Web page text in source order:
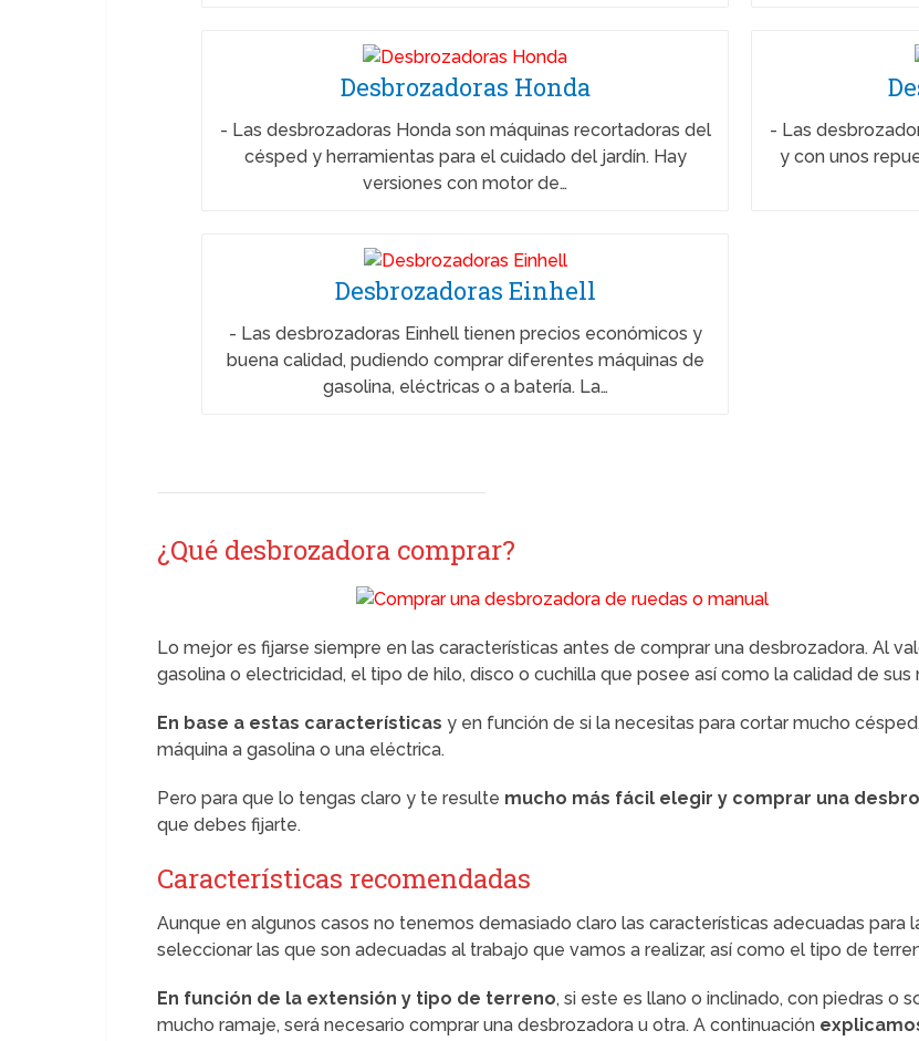
Desbrozadoras Honda
- Las desbrozadoras Honda son máquinas recortadoras del
césped y herramientas para el cuidado del jardín. Hay
versiones con motor de…
- Las
y con unos
Desbrozadoras Einhell
- Las desbrozadoras Einhell tienen precios económicos y
buena calidad, pudiendo comprar diferentes máquinas de
gasolina, eléctricas o a batería. La…
¿Qué desbrozadora comprar?
Lo mejor es fijarse siempre en las características antes de comprar una desbrozadora. Al
gasolina o electricidad, el tipo de hilo, disco o cuchilla que posee así como la calidad de
En base a estas características y en función de si la necesitas para cortar mucho
máquina a gasolina o una eléctrica.
Pero para que lo tengas claro y te resulte mucho más fácil elegir y comprar una
que debes fijarte.
Características recomendadas
Aunque en algunos casos no tenemos demasiado claro las características adecuadas
seleccionar las que son adecuadas al trabajo que vamos a realizar, así como el tipo de
En función de la extensión y tipo de terreno, si este es llano o inclinado, con piedras o
mucho ramaje, será necesario comprar una desbrozadora u otra. A continuación